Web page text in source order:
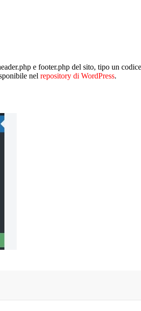
e footer.php del sito, tipo un
nel repository di WordPress.